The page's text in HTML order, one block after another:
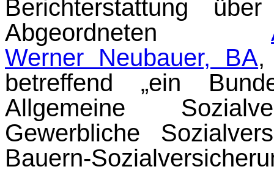
Berichterstattung
Abgeordneten
Werner Neubauer, BA,
betreffend „ein
Allgemeine
Gewerbliche
Bauern-